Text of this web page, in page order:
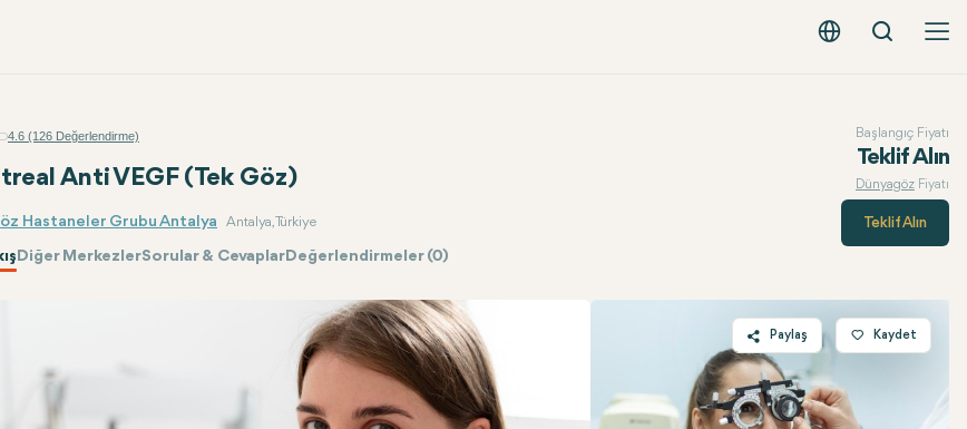
Türkçe - EUR
Arama
4.6 (126 Değerlendirme)
Anti VEGF (Tek Göz)
Hastaneler Grubu Antalya Antalya, Türkiye
Diğer MerkezlerSorular & CevaplarDeğerlendirmeler (0)
Başlangıç Fiyatı
Teklif Alın
Dünyagöz Fiyatı
Teklif Alın
Paylaş
Twitter
Facebook
Kaydet